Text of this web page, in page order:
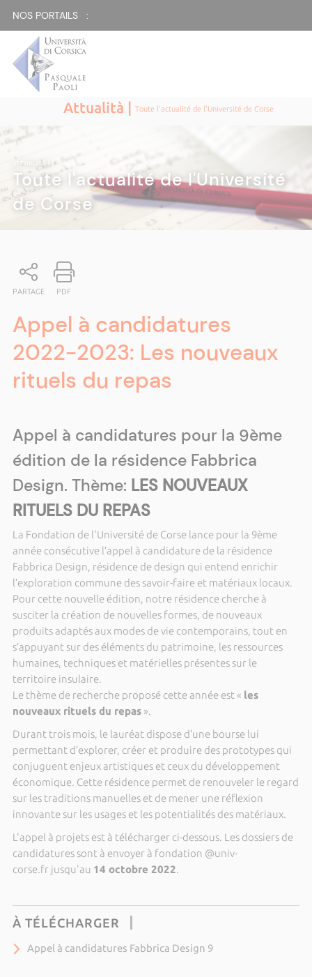
NOS PORTAILS :
Attualità |Toute l'actualité de l'Université de Corse
ATTUALITÀ|
Toute l'actualité de l'Université
de Corse
PARTAGE PDF
Appel à candidatures
2022-2023: Les nouveaux
rituels du repas
Appel à candidatures pour la 9ème
édition de la résidence Fabbrica
Design. Thème: LES NOUVEAUX
RITUELS DU REPAS
La Fondation de l'Université de Corse lance pour la 9ème
année consécutive l’appel à candidature de la résidence
Fabbrica Design, résidence de design qui entend enrichir
l’exploration commune des savoir-faire et matériaux locaux.
Pour cette nouvelle édition, notre résidence cherche à
susciter la création de nouvelles formes, de nouveaux
produits adaptés aux modes de vie contemporains, tout en
s’appuyant sur des éléments du patrimoine, les ressources
humaines, techniques et matérielles présentes sur le
territoire insulaire.
Le thème de recherche proposé cette année est « les
nouveaux rituels du repas».
Durant trois mois, le lauréat dispose d’une bourse lui
permettant d’explorer, créer et produire des prototypes qui
conjuguent enjeux artistiques et ceux du développement
économique. Cette résidence permet de renouveler le regard
sur les traditions manuelles et de mener une réflexion
innovante sur les usages et les potentialités des matériaux.
L'appel à projets est à télécharger ci-dessous. Les dossiers de
candidatures sont à envoyer à fondation @univ-
corse.fr jusqu'au 14 octobre 2022.
À TÉLÉCHARGER
Appel à candidatures Fabbrica Design 9